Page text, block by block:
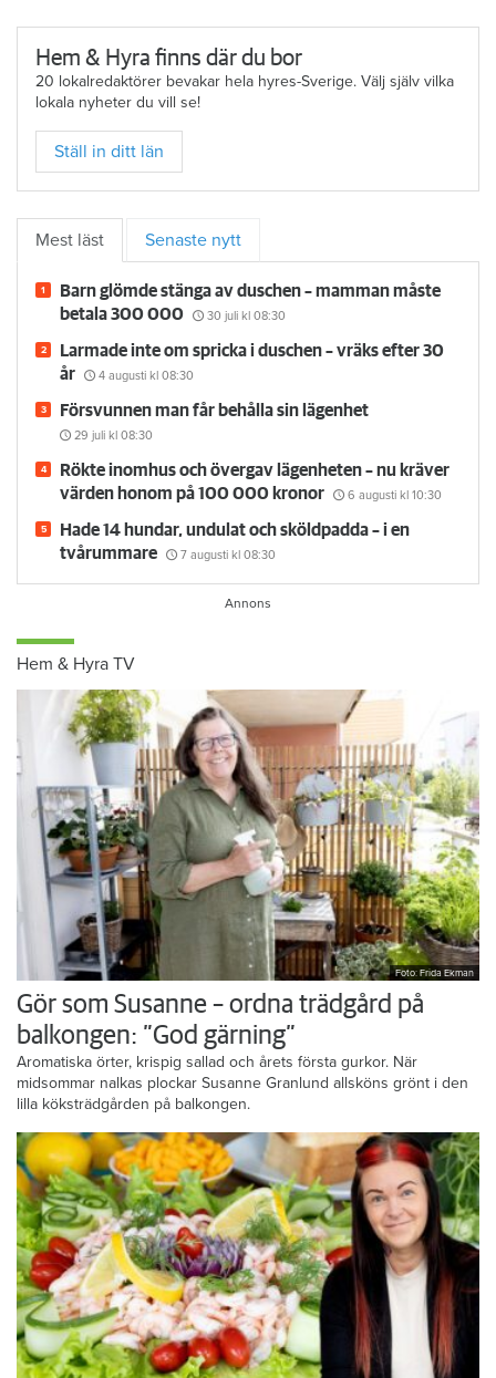
Hem & Hyra finns där du bor
20 lokalredaktörer bevakar hela hyres-Sverige. Välj själv vilka
lokala nyheter du vill se!
Ställ in ditt län
Mest läst Senaste nytt
Barn glömde stänga av duschen – mamman måste
betala 300 000
30 juli kl 08:30
Larmade inte om spricka i duschen – vräks efter 30
år
4 augusti kl 08:30
Försvunnen man får behålla sin lägenhet
29 juli kl 08:30
Rökte inomhus och övergav lägenheten – nu kräver
värden honom på 100 000 kronor
6 augusti kl 10:30
Hade 14 hundar, undulat och sköldpadda – i en
tvårummare
7 augusti kl 08:30
Hem & Hyra TV
Foto: Frida Ekman
Gör som Susanne – ordna trädgård på
balkongen: ”God gärning”
Aromatiska örter, krispig sallad och årets första gurkor. När
midsommar nalkas plockar Susanne Granlund allsköns grönt i den
lilla köksträdgården på balkongen.